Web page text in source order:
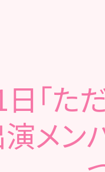
「た
メン